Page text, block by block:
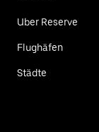
Uber Reserve
Flughäfen
Städte